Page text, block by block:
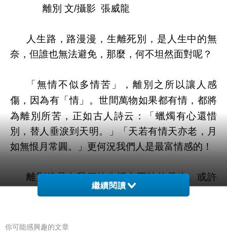
離別 文/攝影 張威龍
人生路，路漫漫，生離死別，是人生中的無
奈，但誰也無法避免，那麼，何不坦然面對呢？
「無情不似多情苦」，離別之所以讓人感
傷，因為有「情」
。世間萬物如果都有情，都將
為離別所苦，正如古人詩云：
「蠟燭有心還惜
別，替人垂淚到天明 。 」
「天若有情天亦老，月
如無恨月常圓。」更何況我們人是最富情感的！
離別總是在我們的生活中不時的發生。或許
為生活奔波，所以離鄉背景，
「壯年聽雨客舟
然紙上。離別的滋味，「如人飲水，冷暖自
繼續閱讀
你可能感興趣的文章